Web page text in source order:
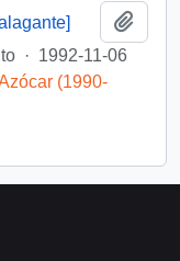
· 1992-11-06
(1990-